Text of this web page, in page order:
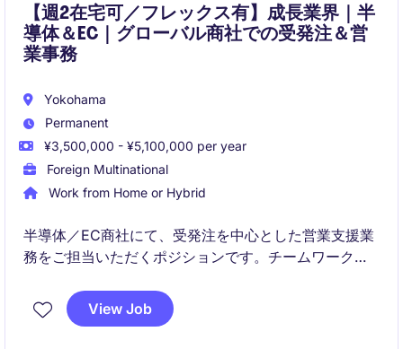
【週2在宅可／フレックス有】成長業界｜半
導体＆EC｜グローバル商社での受発注＆営
業事務
Yokohama
Permanent
¥3,500,000 - ¥5,100,000 per year
Foreign Multinational
Work from Home or Hybrid
半導体／EC商社にて、受発注を中心とした営業支援業
務をご担当いただくポジションです。チームワークを
オペレーションスキルを習得いただけます。若手から
中堅層までが活躍する、穏やかさと活気を兼ね備えた
View Job